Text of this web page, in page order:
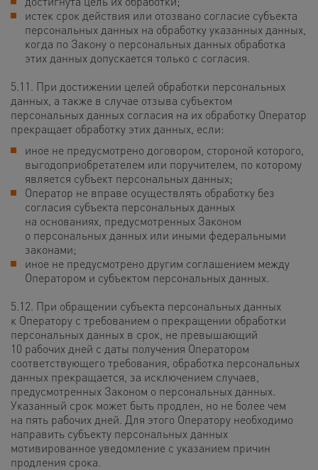
истек срок действия или отозвано согласие субъекта
персональных данных на обработку указанных данных,
когда по Закону о персональных данных обработка
этих данных допускается только с согласия.
5.11. При достижении целей обработки персональных
данных, а также в случае отзыва субъектом
персональных данных согласия на их обработку Оператор
прекращает обработку этих данных, если:
иное не предусмотрено договором, стороной которого,
выгодоприобретателем или поручителем, по которому
является субъект персональных данных;
Оператор не вправе осуществлять обработку без
согласия субъекта персональных данных
на основаниях, предусмотренных Законом
о персональных данных или иными федеральными
законами;
иное не предусмотрено другим соглашением между
Оператором и субъектом персональных данных.
5.12. При обращении субъекта персональных данных
к Оператору с требованием о прекращении обработки
персональных данных в срок, не превышающий
10 рабочих дней с даты получения Оператором
соответствующего требования, обработка персональных
данных прекращается, за исключением случаев,
предусмотренных Законом о персональных данных.
Указанный срок может быть продлен, но не более чем
на пять рабочих дней. Для этого Оператору необходимо
направить субъекту персональных данных
мотивированное уведомление с указанием причин
продления срока.